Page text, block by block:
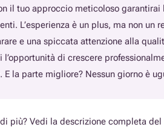
il tuo approccio meticoloso garantirai
L’esperienza è un plus, ma non un
e una spiccata attenzione alla
l’opportunità di crescere
la parte migliore? Nessun giorno è
più? Vedi la descrizione completa del